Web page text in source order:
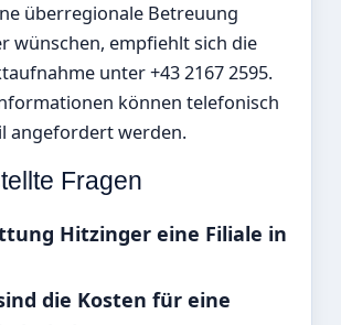
überregionale Betreuung
wünschen, empfiehlt sich die
unter +43 2167 2595.
können telefonisch
angefordert werden.
Fragen
Hitzinger eine Filiale in
die Kosten für eine